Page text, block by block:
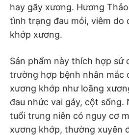
hay gãy xương. Hương
tình trạng đau mỏi, viêm do
khớp xương.
Sản phẩm này thích hợp sử
trường hợp bệnh nhân mắc
xương khớp như loãng
đau nhức vai gáy, cột sống.
tuổi trung niên có nguy cơ
xương khớp, thường xuyên